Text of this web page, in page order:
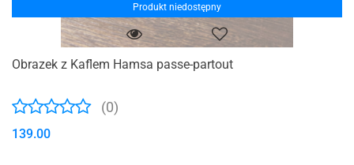
Produkt niedostępny
Obrazek z Kaflem Hamsa passe-partout
(0)
139.00